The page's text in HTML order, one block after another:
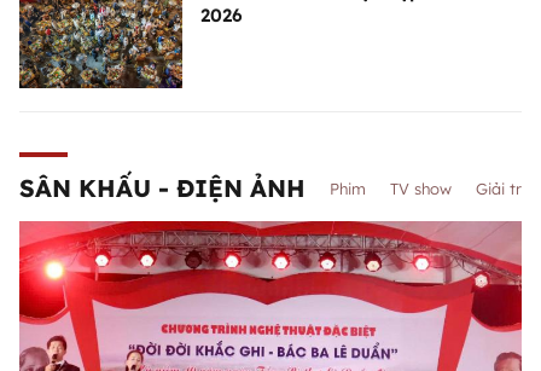
2026
SÂN KHẤU - ĐIỆN ẢNH Phim TV show Giải trí
"Đời đời khắc ghi Bác Ba Lê Duẩn" -
Dấu ấn một hành trình mới của nghệ
thuật truyền thống Quảng Trị